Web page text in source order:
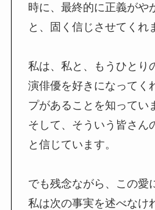
時に、最終的に正義がや
と、固く信じさせてくれ
私は、私と、もうひとり
演俳優を好きになってく
プがあることを知ってい
そして、そういう皆さん
と信じています。
でも残念ながら、この愛
私は次の事実を述べなけ